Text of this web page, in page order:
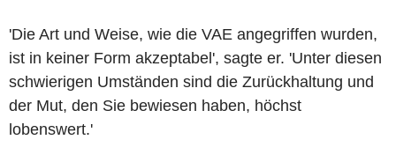
'Die Art und Weise, wie die VAE angegriffen wurden,
ist in keiner Form akzeptabel', sagte er. 'Unter diesen
schwierigen Umständen sind die Zurückhaltung und
der Mut, den Sie bewiesen haben, höchst
lobenswert.'